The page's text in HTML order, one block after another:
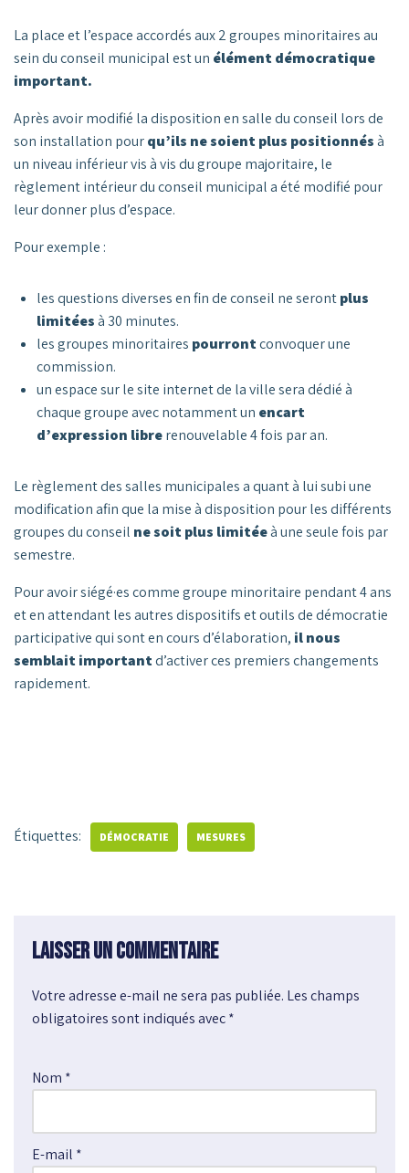
La place et l’espace accordés aux 2 groupes minoritaires au
sein du conseil municipal est un élément démocratique
important.
Après avoir modifié la disposition en salle du conseil lors de
son installation pourqu’ils ne soient plus positionnésà
un niveau inférieur vis à vis du groupe majoritaire, le
règlement intérieur du conseil municipal a été modifié pour
leur donner plus d’espace.
Pour exemple :
les questions diverses en fin de conseil ne serontplus
limitéesà 30 minutes.
les groupes minoritaires pourrontconvoquer une
commission.
un espace sur le site internet de la ville sera dédié à
chaque groupe avec notamment un encart
d’expression librerenouvelable 4 fois par an.
Le règlement des salles municipales a quant à lui subi une
modification afin que la mise à disposition pour les différents
groupes du conseil ne soit plus limitéeà une seule fois par
semestre.
Pour avoir siégé·es comme groupe minoritaire pendant 4 ans
et en attendant les autres dispositifs et outils de démocratie
participative qui sont en cours d’élaboration, il nous
semblait importantd’activer ces premiers changements
rapidement.
Étiquettes: DÉMOCRATIE MESURES
Laisser un commentaire
Votre adresse e-mail ne sera pas publiée. Les champs
obligatoires sont indiqués avec*
Nom *
E-mail *
A
l
r
a
t